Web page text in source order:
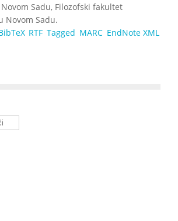
Sadu, Filozofski fakultet
Novom Sadu.
RTF Tagged MARC EndNote XML